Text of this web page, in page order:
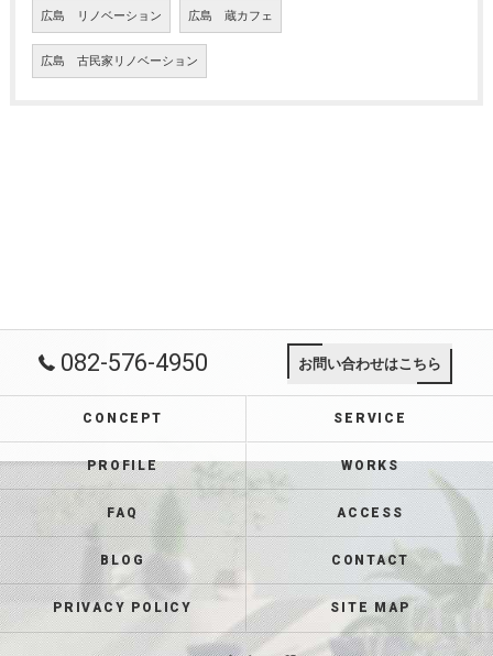
広島 リノベーション 広島 蔵カフェ
広島 古民家リノベーション
082-576-4950 お問い合わせはこちら
CONCEPT SERVICE
PROFILE WORKS
FAQ ACCESS
BLOG CONTACT
PRIVACY POLICY SITE MAP